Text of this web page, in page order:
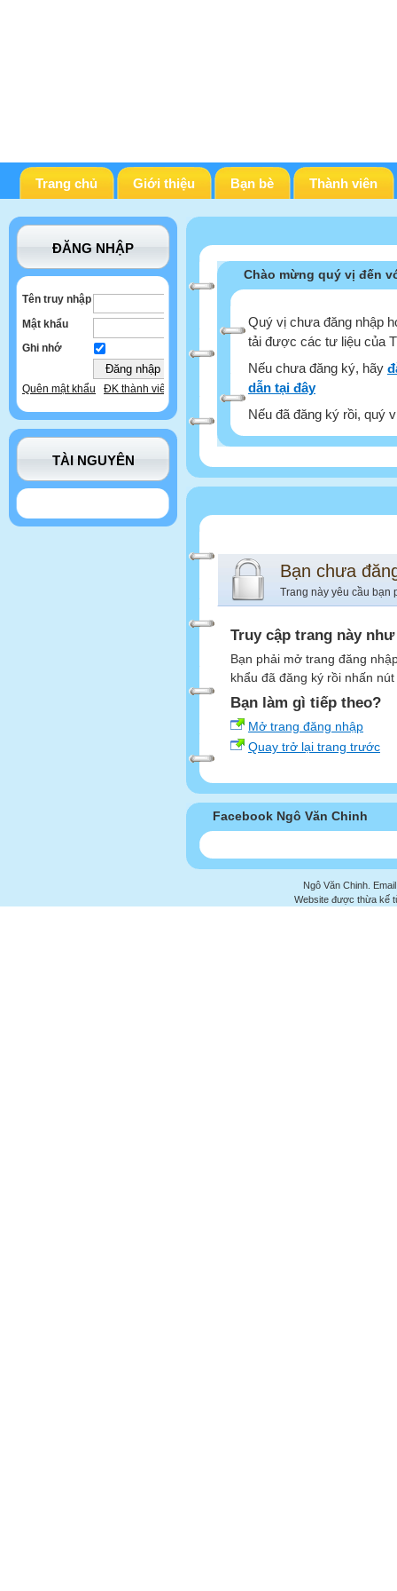
Trang chủ Giới thiệu Bạn bè Thành viên
ĐĂNG NHẬP
Tên truy nhập
Mật khẩu
Ghi nhớ
Quên mật khẩu ĐK thành viên
TÀI NGUYÊN
Chào mừng quý vị đến
Quý vị chưa đăng nhập
tải được các tư liệu của
Nếu chưa đăng ký, hãy
dẫn tại đây
Nếu đã đăng ký rồi, quý
Bạn chưa
Trang này yêu cầu bạn
Truy cập trang này
Bạn phải mở trang đăng
khẩu đã đăng ký rồi nhấn
Bạn làm gì tiếp theo?
Mở trang đăng nhập
Quay trở lại trang trước
Facebook Ngô Văn Chinh
Ngô Văn Chinh.
Website được thừa kế